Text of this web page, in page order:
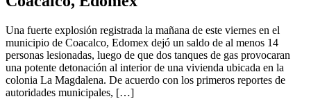
Una fuerte explosión registrada la mañana de este viernes en el
municipio de Coacalco, Edomex dejó un saldo de al menos 14
personas lesionadas, luego de que dos tanques de gas provocaran
una potente detonación al interior de una vivienda ubicada en la
colonia La Magdalena. De acuerdo con los primeros reportes de
autoridades municipales, […]